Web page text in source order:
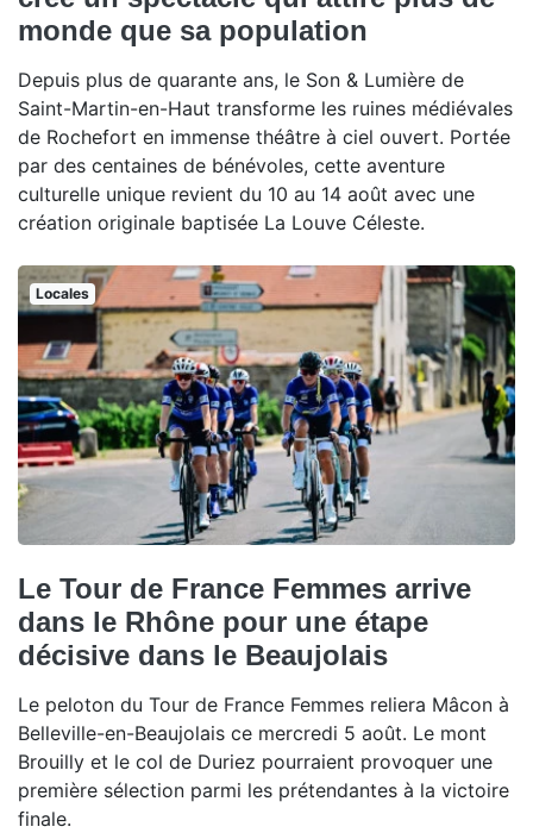
monde que sa population
Depuis plus de quarante ans, le Son & Lumière de
Saint-Martin-en-Haut transforme les ruines médiévales
de Rochefort en immense théâtre à ciel ouvert. Portée
par des centaines de bénévoles, cette aventure
culturelle unique revient du 10 au 14 août avec une
création originale baptisée La Louve Céleste.
Locales
Le Tour de France Femmes arrive
dans le Rhône pour une étape
décisive dans le Beaujolais
Le peloton du Tour de France Femmes reliera Mâcon à
Belleville-en-Beaujolais ce mercredi 5 août. Le mont
Brouilly et le col de Duriez pourraient provoquer une
première sélection parmi les prétendantes à la victoire
finale.